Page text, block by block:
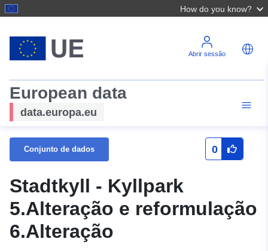
How do you know?
Abrir sessão
European data
data.europa.eu
Conjunto de dados 0
Stadtkyll - Kyllpark
5.Alteração e reformulação
6.Alteração